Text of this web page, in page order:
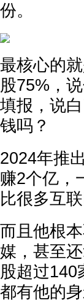
份。
最核心的
股75%，
填报，说
钱吗？
2024年推
赚2个亿，
比很多互
而且他根
媒，甚至
股超过140
都有他的身